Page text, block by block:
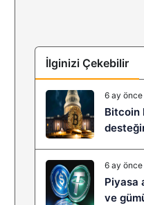
İlginizi Çekebilir
6 ay önce
Bitcoin
geliyor?
6 ay önce
Piyasa
ve